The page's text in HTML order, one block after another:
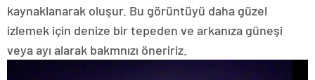
kaynaklanarak oluşur. Bu görüntüyü daha güzel
izlemek için denize bir tepeden ve arkanıza güneşi
veya ayı alarak bakmnızı öneririz.